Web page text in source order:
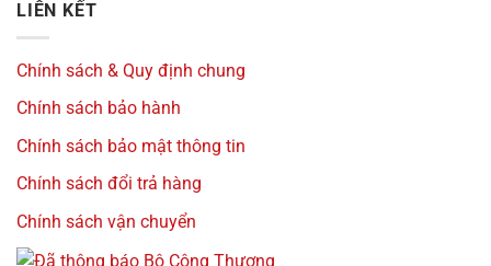
LIÊN KẾT
Chính sách & Quy định chung
Chính sách bảo hành
Chính sách bảo mật thông tin
Chính sách đổi trả hàng
Chính sách vận chuyển